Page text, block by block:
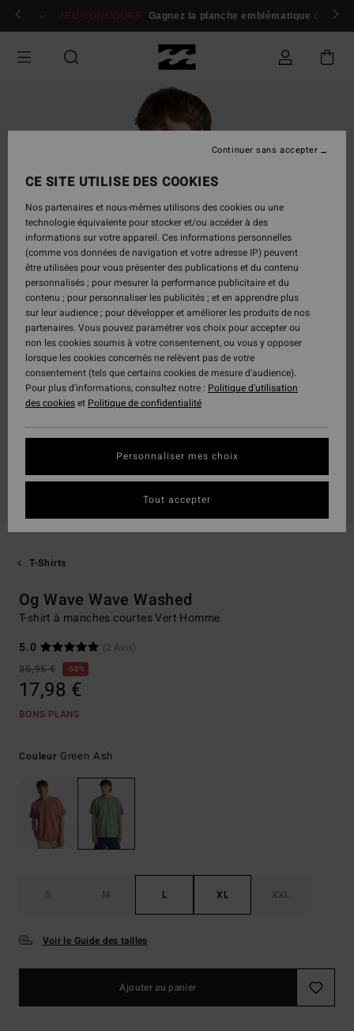
Passer
Se connecter / s'inscrire
JEU CONCOURS Gagnez la planche emblématique d'Andy
T-Shirts
Og Wave Wave Washed
T-shirt à manches courtes Vert Homme
5.0
(2 Avis)
35,95 €
50%
17,98 €
BONS PLANS
Couleur Green Ash
S M L XL XXL
Voir le Guide des tailles
Ajouter au panier
CE SITE UTILISE DES COOKIES
Nos partenaires et nous-mêmes utilisons des cookies ou une
technologie équivalente pour stocker et/ou accéder à des
informations sur votre appareil. Ces informations personnelles
(comme vos données de navigation et votre adresse IP) peuvent
être utilisées pour vous présenter des publications et du contenu
personnalisés ; pour mesurer la performance publicitaire et du
contenu ; pour personnaliser les publicités ; et en apprendre plus
sur leur audience ; pour développer et améliorer les produits de nos
partenaires. Vous pouvez paramétrer vos choix pour accepter ou
non les cookies soumis à votre consentement, ou vous y opposer
lorsque les cookies concernés ne relèvent pas de votre
consentement (tels que certains cookies de mesure d’audience).
Pour plus d'informations, consultez notre : Politique d'utilisation
des cookieset Politique de confidentialité
Personnaliser mes choix
Continuer sans accepter
Tout accepter